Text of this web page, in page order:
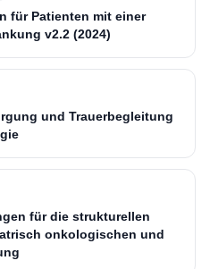
für Patienten mit einer
v2.2 (2024)
und Trauerbegleitung
für die strukturellen
onkologischen und